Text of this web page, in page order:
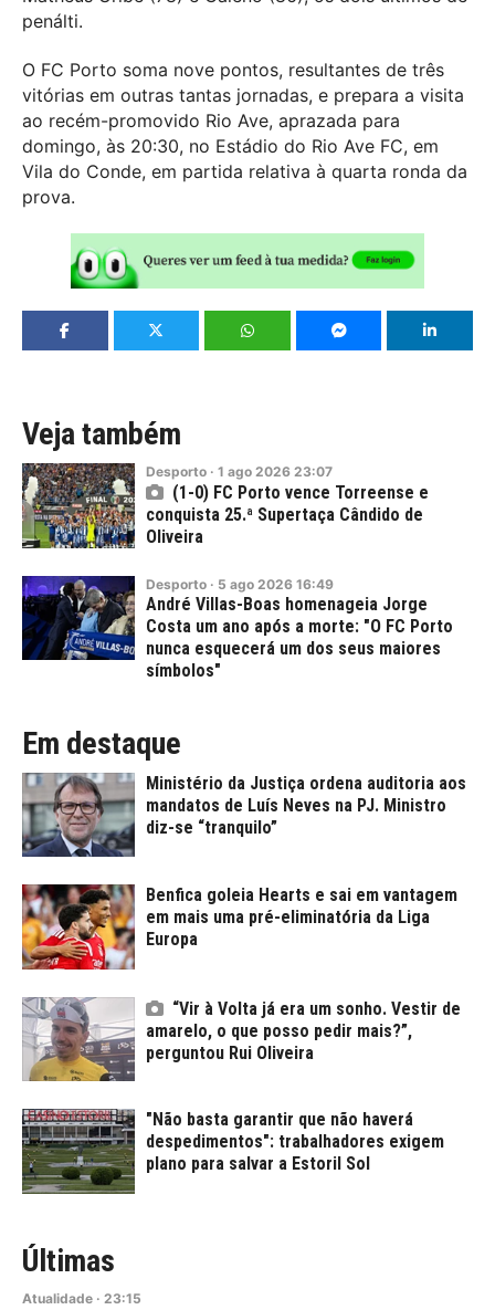
penálti.
O FC Porto soma nove pontos, resultantes de três
vitórias em outras tantas jornadas, e prepara a visita
ao recém-promovido Rio Ave, aprazada para
domingo, às 20:30, no Estádio do Rio Ave FC, em
Vila do Conde, em partida relativa à quarta ronda da
prova.
Veja também
Desporto · 1 ago 2026 23:07
(1-0) FC Porto vence Torreense e
conquista 25.ª Supertaça Cândido de
Oliveira
Desporto · 5 ago 2026 16:49
André Villas-Boas homenageia Jorge
Costa um ano após a morte: "O FC Porto
nunca esquecerá um dos seus maiores
símbolos"
Em destaque
Ministério da Justiça ordena auditoria aos
mandatos de Luís Neves na PJ. Ministro
diz-se “tranquilo”
Benfica goleia Hearts e sai em vantagem
em mais uma pré-eliminatória da Liga
Europa
“Vir à Volta já era um sonho. Vestir de
amarelo, o que posso pedir mais?”,
perguntou Rui Oliveira
"Não basta garantir que não haverá
despedimentos": trabalhadores exigem
plano para salvar a Estoril Sol
Últimas
Atualidade · 23:15